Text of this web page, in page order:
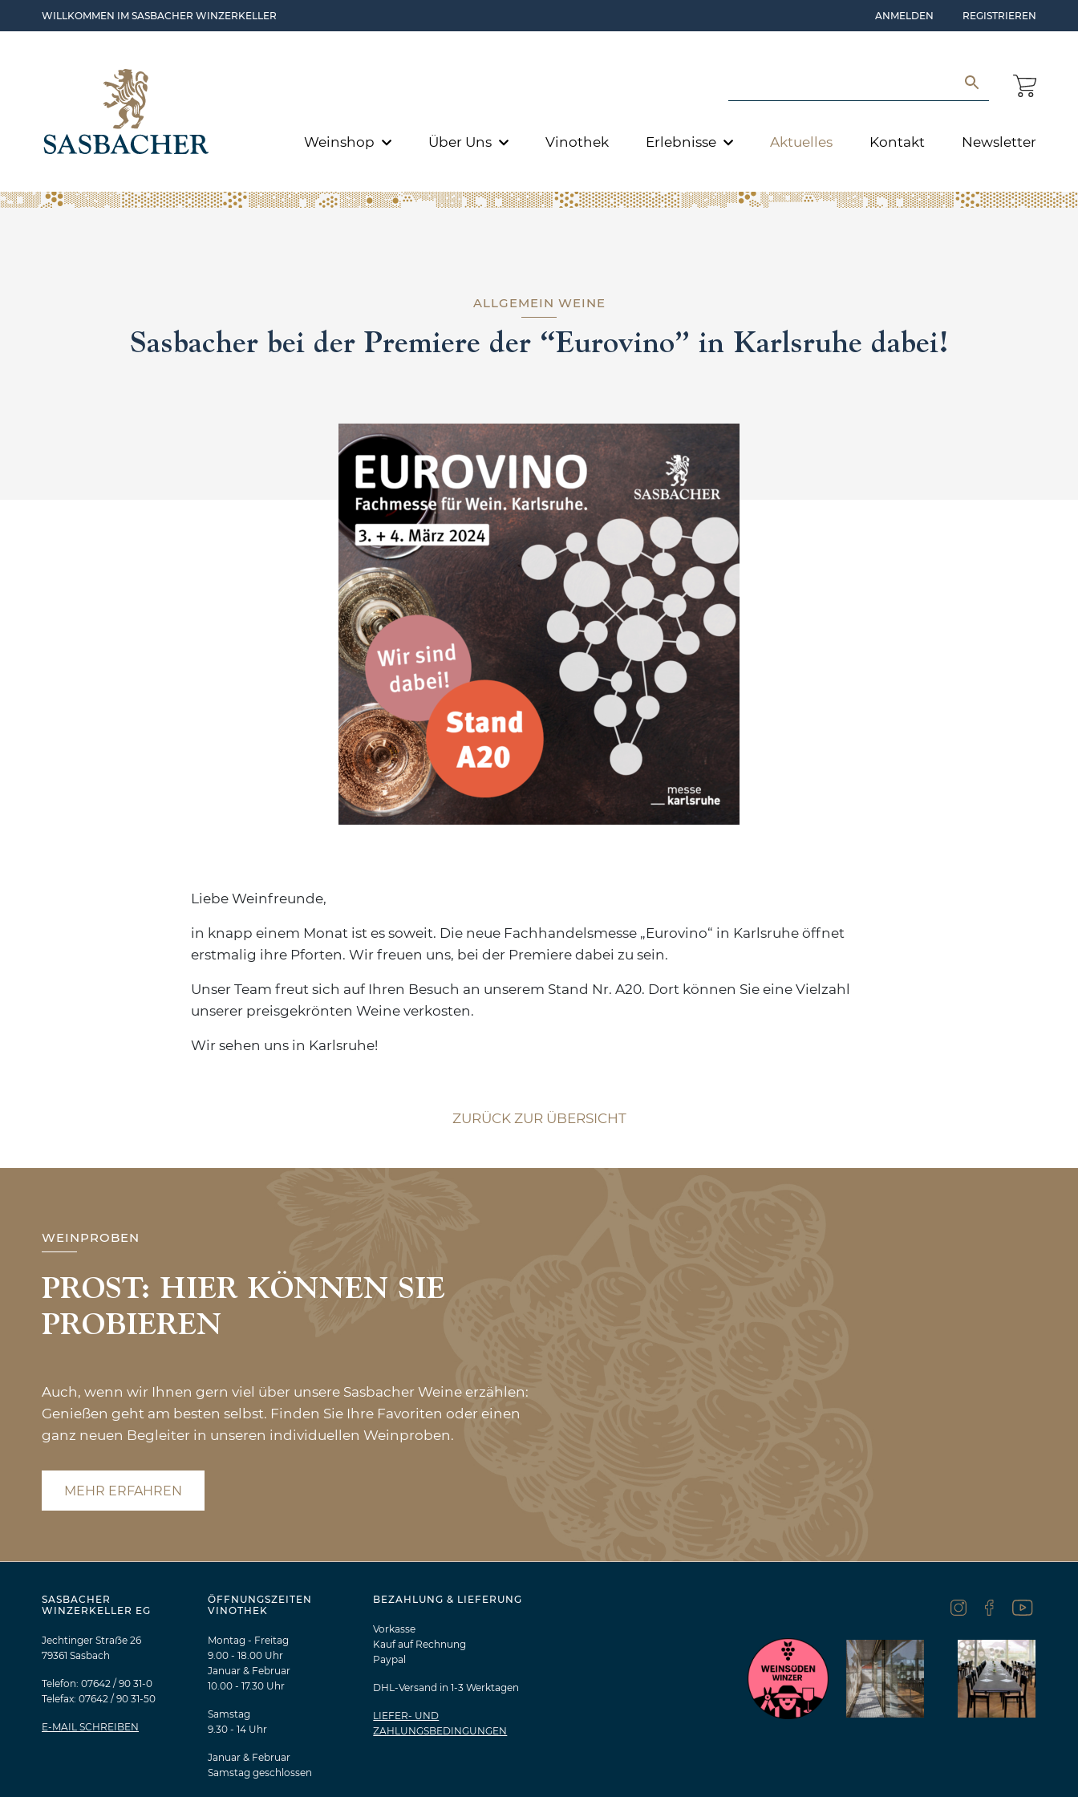
Skip to main content
WILLKOMMEN IM SASBACHER WINZERKELLER ANMELDEN REGISTRIEREN
Weinshop Über Uns Vinothek Erlebnisse Aktuelles Kontakt Newsletter
ALLGEMEIN WEINE
Sasbacher bei der Premiere der “Eurovino” in Karlsruhe dabei!
Liebe Weinfreunde,
in knapp einem Monat ist es soweit. Die neue Fachhandelsmesse „Eurovino“ in Karlsruhe öffnet
erstmalig ihre Pforten. Wir freuen uns, bei der Premiere dabei zu sein.
Unser Team freut sich auf Ihren Besuch an unserem Stand Nr. A20. Dort können Sie eine Vielzahl
unserer preisgekrönten Weine verkosten.
Wir sehen uns in Karlsruhe!
ZURÜCK ZUR ÜBERSICHT
WEINPROBEN
PROST: HIER KÖNNEN SIE
PROBIEREN
Auch, wenn wir Ihnen gern viel über unsere Sasbacher Weine erzählen:
Genießen geht am besten selbst. Finden Sie Ihre Favoriten oder einen
ganz neuen Begleiter in unseren individuellen Weinproben.
MEHR ERFAHREN
SASBACHER
WINZERKELLER EG
Jechtinger Straẞe 26
79361 Sasbach
Telefon: 07642 / 90 31-0
Telefax: 07642 / 90 31-50
E-MAIL SCHREIBEN
ÖFFNUNGSZEITEN
VINOTHEK
Montag - Freitag
9.00 - 18.00 Uhr
Januar & Februar
10.00 - 17.30 Uhr
Samstag
9.30 - 14 Uhr
Januar & Februar
Samstag geschlossen
BEZAHLUNG & LIEFERUNG
Vorkasse
Kauf auf Rechnung
Paypal
DHL-Versand in 1-3 Werktagen
LIEFER- UND
ZAHLUNGSBEDINGUNGEN